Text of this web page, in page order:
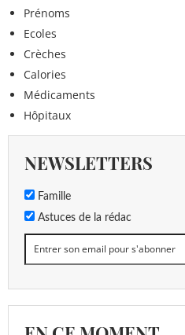
Prénoms
Ecoles
Crèches
Calories
Médicaments
Hôpitaux
NEWSLETTERS
Famille
Astuces de la rédac